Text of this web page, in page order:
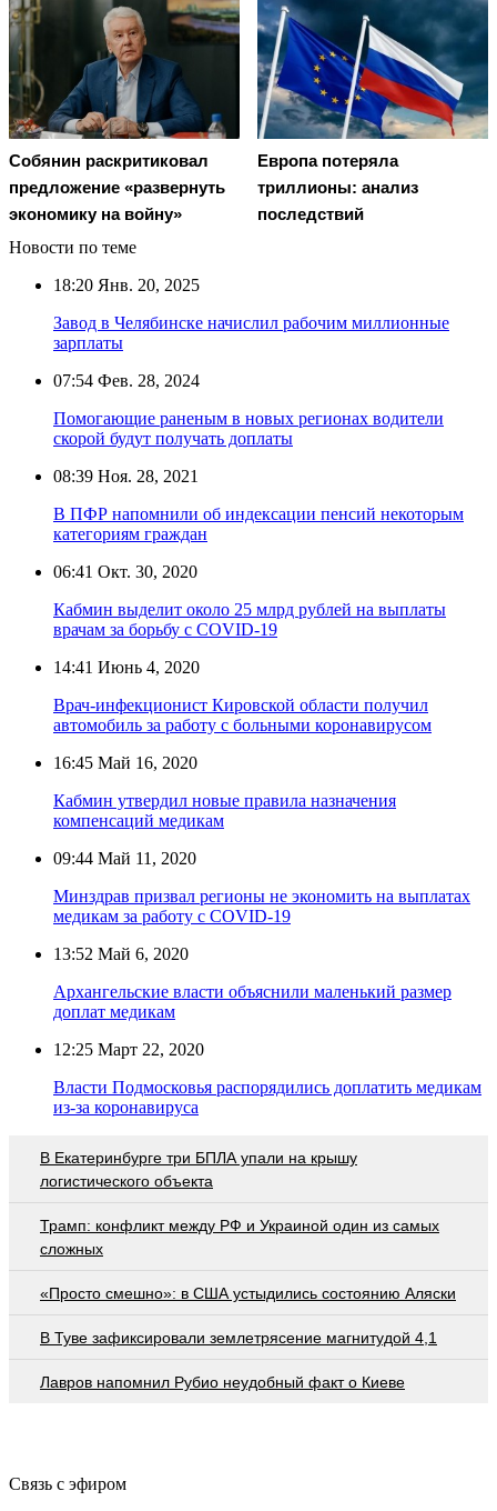
Собянин раскритиковал
предложение «развернуть
экономику на войну»
Европа потеряла
триллионы: анализ
последствий
Новости по теме
18:20 Янв. 20, 2025
Завод в Челябинске начислил рабочим миллионные
зарплаты
07:54 Фев. 28, 2024
Помогающие раненым в новых регионах водители
скорой будут получать доплаты
08:39 Ноя. 28, 2021
В ПФР напомнили об индексации пенсий некоторым
категориям граждан
06:41 Окт. 30, 2020
Кабмин выделит около 25 млрд рублей на выплаты
врачам за борьбу с COVID-19
14:41 Июнь 4, 2020
Врач-инфекционист Кировской области получил
автомобиль за работу с больными коронавирусом
16:45 Май 16, 2020
Кабмин утвердил новые правила назначения
компенсаций медикам
09:44 Май 11, 2020
Минздрав призвал регионы не экономить на выплатах
медикам за работу с COVID-19
13:52 Май 6, 2020
Архангельские власти объяснили маленький размер
доплат медикам
12:25 Март 22, 2020
Власти Подмосковья распорядились доплатить медикам
из-за коронавируса
В Екатеринбурге три БПЛА упали на крышу
логистического объекта
Трамп: конфликт между РФ и Украиной один из самых
сложных
«Просто смешно»: в США устыдились состоянию Аляски
В Туве зафиксировали землетрясение магнитудой 4,1
Лавров напомнил Рубио неудобный факт о Киеве
Связь с эфиром